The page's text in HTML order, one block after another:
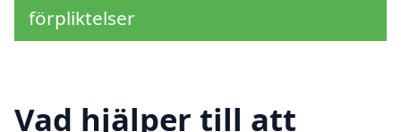
förpliktelser
Vad hjälper till att